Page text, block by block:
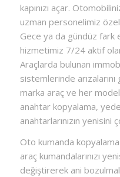
kapınızı açar.
uzman personelimiz
Gece ya da gündüz fark
hizmetimiz 7/24 aktif
Araçlarda bulunan
sistemlerinde
marka araç ve her
anahtar kopyalama,
anahtarlarınızın yenisini
Oto kumanda
araç kumandalarınızı
değiştirerek ani